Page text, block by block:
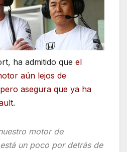
ha admitido que el
aún lejos de
asegura que ya ha
.
motor de
un poco por detrás de